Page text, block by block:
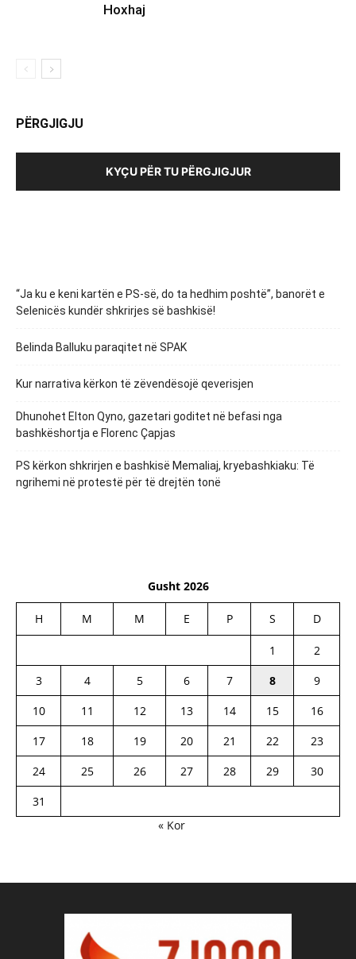
Hoxhaj
PËRGJIGJU
KYÇU PËR TU PËRGJIGJUR
“Ja ku e keni kartën e PS-së, do ta hedhim poshtë”, banorët e
Selenicës kundër shkrirjes së bashkisë!
Belinda Balluku paraqitet në SPAK
Kur narrativa kërkon të zëvendësojë qeverisjen
Dhunohet Elton Qyno, gazetari goditet në befasi nga
bashkëshortja e Florenc Çapjas
PS kërkon shkrirjen e bashkisë Memaliaj, kryebashkiaku: Të
ngrihemi në protestë për të drejtën tonë
Gusht 2026
H M M E P S D
1
2
3
4 5 6 7 8
9
10
11 12 13 14 15
16
17
18 19 20 21 22
23
24
25 26 27 28 29
30
31
« Kor